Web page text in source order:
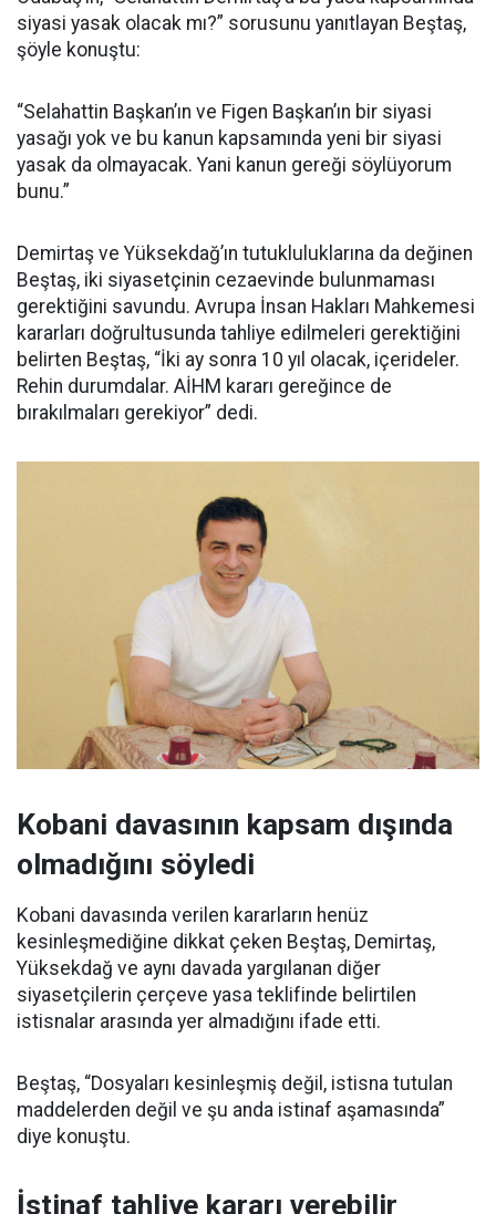
siyasi yasak olacak mı?” sorusunu yanıtlayan Beştaş,
şöyle konuştu:
“Selahattin Başkan’ın ve Figen Başkan’ın bir siyasi
yasağı yok ve bu kanun kapsamında yeni bir siyasi
yasak da olmayacak. Yani kanun gereği söylüyorum
bunu.”
Demirtaş ve Yüksekdağ’ın tutukluluklarına da değinen
Beştaş, iki siyasetçinin cezaevinde bulunmaması
gerektiğini savundu. Avrupa İnsan Hakları Mahkemesi
kararları doğrultusunda tahliye edilmeleri gerektiğini
belirten Beştaş, “İki ay sonra 10 yıl olacak, içerideler.
Rehin durumdalar. AİHM kararı gereğince de
bırakılmaları gerekiyor” dedi.
Kobani davasının kapsam dışında
olmadığını söyledi
Kobani davasında verilen kararların henüz
kesinleşmediğine dikkat çeken Beştaş, Demirtaş,
Yüksekdağ ve aynı davada yargılanan diğer
siyasetçilerin çerçeve yasa teklifinde belirtilen
istisnalar arasında yer almadığını ifade etti.
Beştaş, “Dosyaları kesinleşmiş değil, istisna tutulan
maddelerden değil ve şu anda istinaf aşamasında”
diye konuştu.
İstinaf tahliye kararı verebilir